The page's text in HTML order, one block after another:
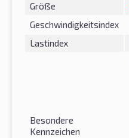
Größe
Geschwindigkeitsindex
Lastindex
Besondere
Kennzeichen